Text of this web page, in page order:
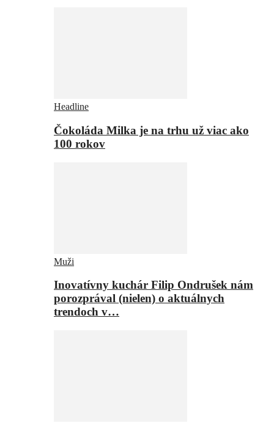
Headline
Čokoláda Milka je na trhu už viac ako
100 rokov
Muži
Inovatívny kuchár Filip Ondrušek nám
porozprával (nielen) o aktuálnych
trendoch v…